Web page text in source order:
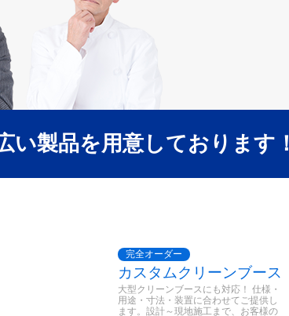
製品を用意しております！
完全オーダー
カスタムクリーンブース
大型クリーンブースにも対応！ 仕様・
用途・寸法・装置に合わせてご提供し
ます。設計～現地施工まで、お客様の